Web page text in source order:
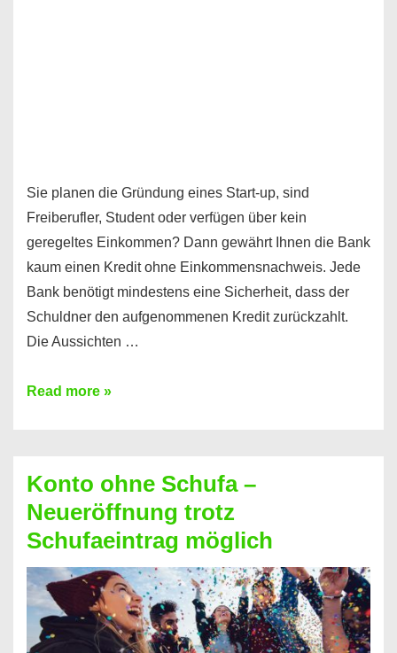
Sie planen die Gründung eines Start-up, sind
Freiberufler, Student oder verfügen über kein
geregeltes Einkommen? Dann gewährt Ihnen die Bank
kaum einen Kredit ohne Einkommensnachweis. Jede
Bank benötigt mindestens eine Sicherheit, dass der
Schuldner den aufgenommenen Kredit zurückzahlt.
Die Aussichten …
Mit
Sie
einen
Kredit
ohne
Einkommensnachweis
Read more »
Konto ohne Schufa –
Neueröffnung trotz
Schufaeintrag möglich